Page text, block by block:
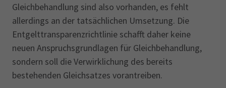
Gleichbehandlung sind also vorhanden, es fehlt
allerdings an der tatsächlichen Umsetzung. Die
Entgelttransparenzrichtlinie schafft daher keine
neuen Anspruchsgrundlagen für Gleichbehandlung,
sondern soll die Verwirklichung des bereits
bestehenden Gleichsatzes vorantreiben.